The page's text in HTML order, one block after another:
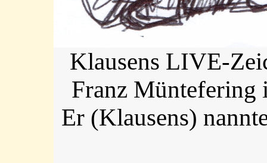
Klausens LIVE-
Franz Müntefering
Er (Klausens)